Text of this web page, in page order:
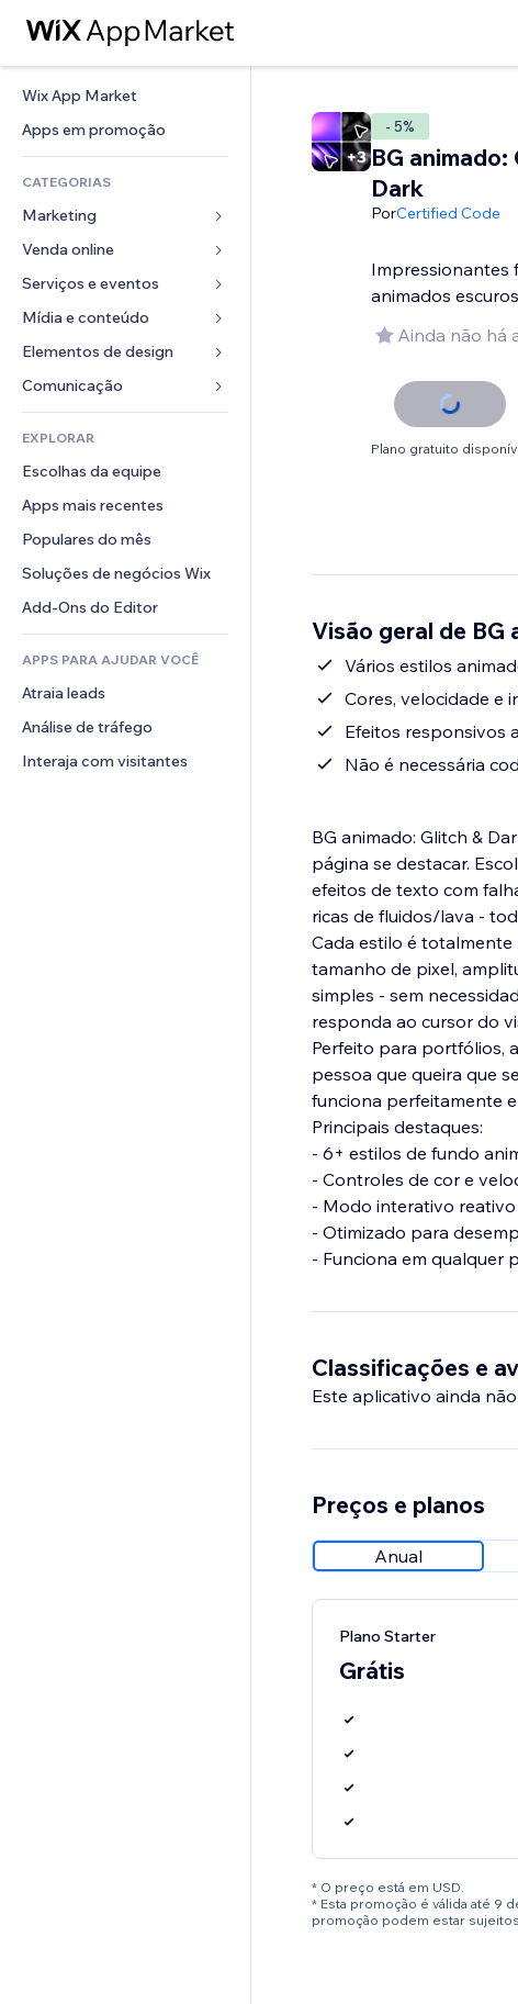
Wix App Market
Apps em promoção
CATEGORIAS
Marketing
Anúncios
Mobile
Análises
Listas do site
Email
Venda online
Apps para lojas
Frete e entrega
Botões de venda
Contabilidade
Cupons e fidelidade
Soluções de armazenamento
Serviços e eventos
Hotéis
Eventos
Restaurantes
Imobiliária
Meus agendamentos
Mídia e conteúdo
Galeria
Músicas
Podcasts
Fotografia
Vídeo
PDF
Compartilhamento de arquivos
Notícias
Elementos de design
Mapas e navegação
Privacidade e segurança
Relógio
Templates de página
Efeitos de imagem
Botões e menus
Banners e selos
Calculadoras
Busca
Previsão do tempo
Tabelas e gráficos
Formulários
Enquetes
Chat
Comentários
Telefone
Comunidade
Avaliações e depoimentos
CRM
EXPLORAR
Escolhas da equipe
Apps mais recentes
Populares do mês
Soluções de negócios Wix
Add-Ons do Editor
APPS PARA AJUDAR VOCÊ
Atraia leads
Análise de tráfego
Interaja com visitantes
- 5%
BG animado:
Dark
PorCertified Code
Impressionantes
animados
Ainda não há
Plano gratuito
Visão geral de BG
Vários estilos
Cores, velocidade e
Efeitos responsivos
Não é necessária
BG animado: Glitch &
página se destacar.
efeitos de texto com
ricas de fluidos/lava -
Cada estilo é totalmente
tamanho de pixel,
simples - sem
responda ao cursor do
Perfeito para portfólios,
pessoa que queira que
funciona perfeitamente
Principais destaques:
- 6+ estilos de fundo
- Controles de cor e
- Modo interativo
- Otimizado para
- Funciona em qualquer
Classificações e
Este aplicativo ainda
Preços e planos
Anual
Plano Starter
Grátis
* O preço está em USD.
* Esta promoção é válida até 9
promoção podem estar